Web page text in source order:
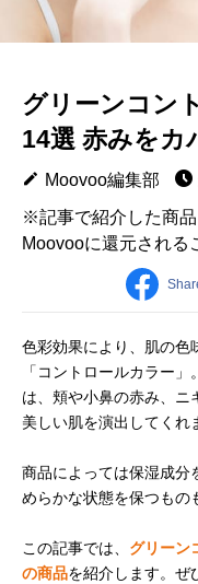
グリーンコン
14選 赤みをカ
Moovoo編集部
※記事で紹介した商
Moovooに還元される
色彩効果により、肌の色
「コントロールカラー」
は、頬や小鼻の赤み、ニ
美しい肌を演出してくれ
商品によっては保湿成分
めらかな状態を保つもの
この記事では、 グリーン
の商品を紹介します。ぜ